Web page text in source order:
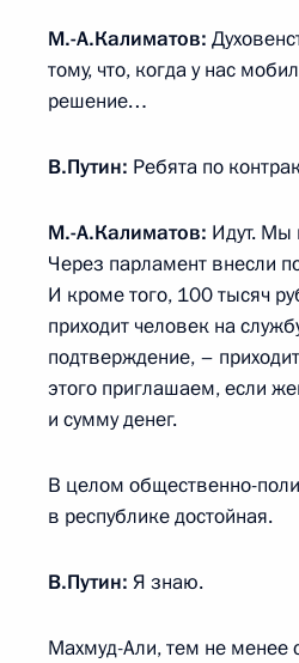
30 декабря 2015 года, 16:15
социально-
Встреча с Юнус-Беком
17 сентября 2015 года, 19:35
14 сентября 2015 года
М.-А.Калиматов:
тому, что, когда у нас
решение…
В.Путин: Ребята по
М.-А.Калиматов: Идут. Мы
Через парламент внесли
И кроме того, 100 тысяч
приходит человек на
подтверждение, –
этого приглашаем, если
и сумму денег.
В целом общественно-
в республике достойная.
В.Путин: Я знаю.
Махмуд-Али, тем не менее